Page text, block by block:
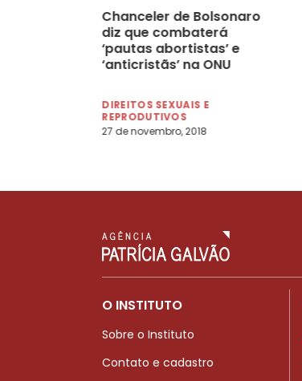
Chanceler de Bolsonaro
diz que combaterá
‘pautas abortistas’ e
‘anticristãs’ na ONU
DIREITOS SEXUAIS E
REPRODUTIVOS
27 de novembro, 2018
O INSTITUTO
Sobre o Instituto
Contato e cadastro